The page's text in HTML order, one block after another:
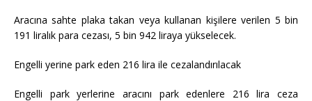
Aracına sahte plaka takan veya kullanan kişilere verilen 5 bin
191 liralık para cezası, 5 bin 942 liraya yükselecek.
Engelli yerine park eden 216 lira ile cezalandırılacak
Engelli park yerlerine aracını park edenlere 216 lira ceza